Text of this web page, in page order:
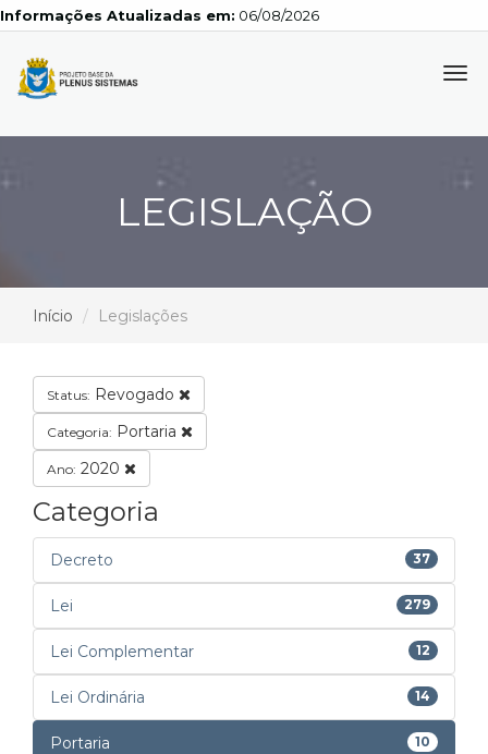
Atualizadas em: 06/08/2026
LEGISLAÇÃO
Início Legislações
Status: Revogado
Categoria: Portaria
Ano: 2020
Categoria
Decreto 37
Lei 279
Lei Complementar 12
Lei Ordinária 14
Portaria 10